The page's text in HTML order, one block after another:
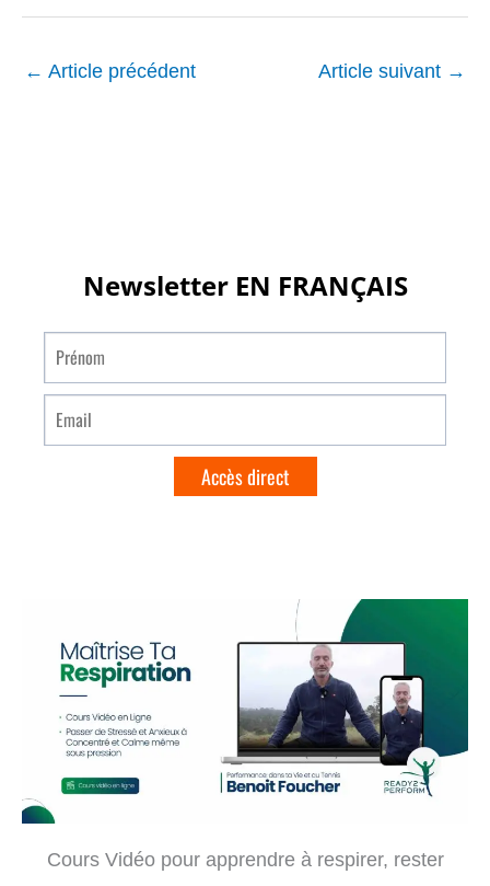
← Article précédent Article suivant →
Cours Vidéo pour apprendre à respirer, rester